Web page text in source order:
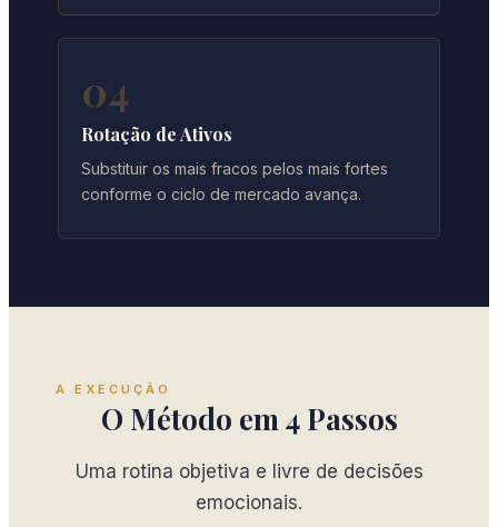
04
Rotação de Ativos
Substituir os mais fracos pelos mais fortes
conforme o ciclo de mercado avança.
A EXECUÇÃO
O Método em 4 Passos
Uma rotina objetiva e livre de decisões
emocionais.